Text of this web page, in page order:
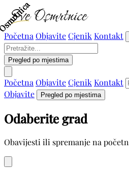
Početna ObjaviteCjenik Kontakt
Pregled po mjestima
Početna ObjaviteCjenik Kontakt
Objavite
Pregled po mjestima
Odaberite grad
Obavijesti ili spremanje na